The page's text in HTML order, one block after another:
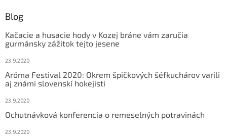
Blog
Kačacie a husacie hody v Kozej bráne vám zaručia
gurmánsky zážitok tejto jesene
23.9.2020
Aróma Festival 2020: Okrem špičkových šéfkuchárov varili
aj známi slovenskí hokejisti
23.9.2020
Ochutnávková konferencia o remeselných potravinách
23.9.2020